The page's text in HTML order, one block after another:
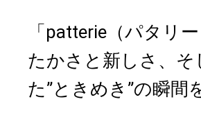
「patterie（パタリ
たかさと新しさ、
た”ときめき”の瞬間